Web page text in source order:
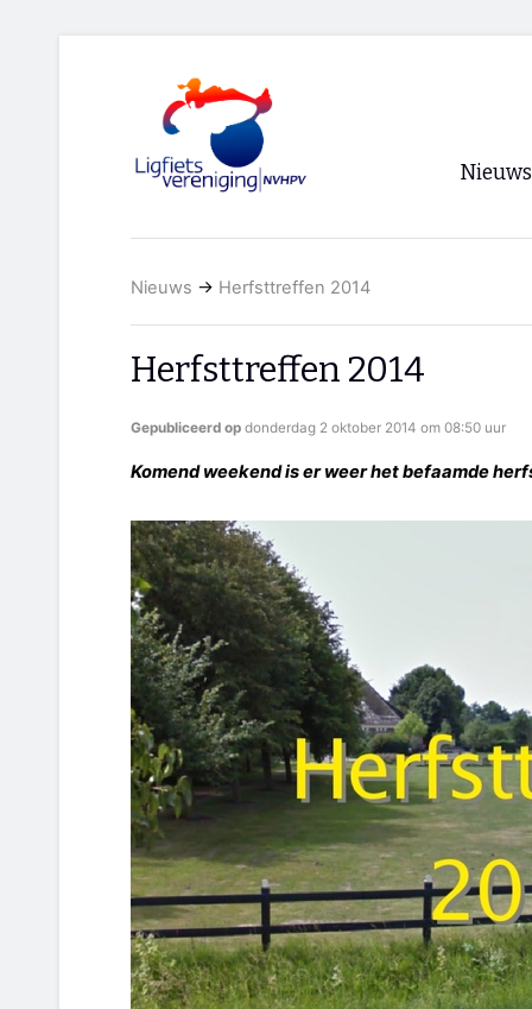
Nieuws
Nieuws → Herfsttreffen 2014
Herfsttreffen 2014
Gepubliceerd op donderdag 2 oktober 2014 om 08:50 uur
Komend weekend is er weer het befaamde